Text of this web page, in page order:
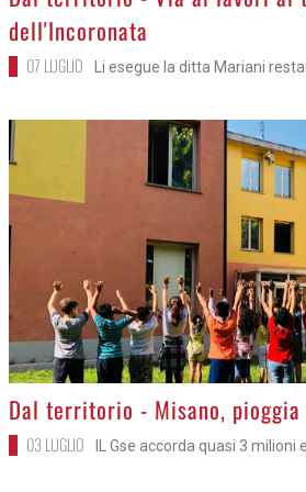
>Dal territorio - Via ai lavori al
dell'Incoronata
07 LUGLIO Li esegue la ditta Mariani